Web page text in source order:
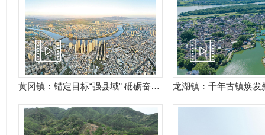
黄冈镇：锚定目标“强县域” 砥砺奋进“冲刺跑”